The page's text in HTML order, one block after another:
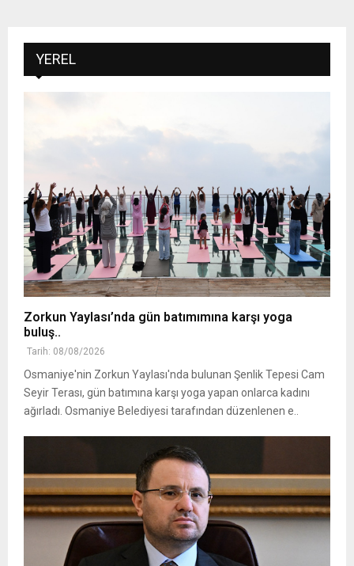
YEREL
Zorkun Yaylası’nda gün batımımına karşı yoga
buluş..
Tarih: 08/08/2026
Osmaniye'nin Zorkun Yaylası'nda bulunan Şenlik Tepesi Cam
Seyir Terası, gün batımına karşı yoga yapan onlarca kadını
ağırladı. Osmaniye Belediyesi tarafından düzenlenen e..